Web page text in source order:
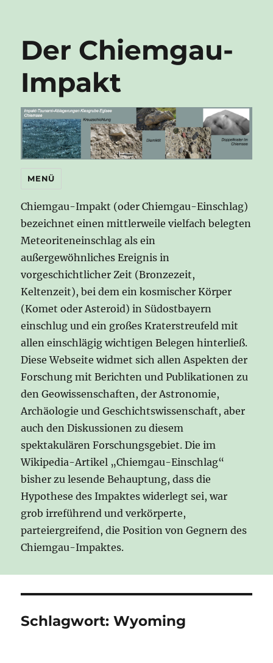
Der Chiemgau-
Impakt
MENÜ
Chiemgau-Impakt (oder Chiemgau-Einschlag)
bezeichnet einen mittlerweile vielfach belegten
Meteoriteneinschlag als ein
außergewöhnliches Ereignis in
vorgeschichtlicher Zeit (Bronzezeit,
Keltenzeit), bei dem ein kosmischer Körper
(Komet oder Asteroid) in Südostbayern
einschlug und ein großes Kraterstreufeld mit
allen einschlägig wichtigen Belegen hinterließ.
Diese Webseite widmet sich allen Aspekten der
Forschung mit Berichten und Publikationen zu
den Geowissenschaften, der Astronomie,
Archäologie und Geschichtswissenschaft, aber
auch den Diskussionen zu diesem
spektakulären Forschungsgebiet. Die im
Wikipedia-Artikel „Chiemgau-Einschlag“
bisher zu lesende Behauptung, dass die
Hypothese des Impaktes widerlegt sei, war
grob irreführend und verkörperte,
parteiergreifend, die Position von Gegnern des
Chiemgau-Impaktes.
Schlagwort:Wyoming